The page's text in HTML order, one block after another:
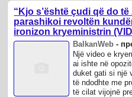
“Kjo s’është çudi që do
parashikoi revoltën
ironizon kryeministrin
BalkanWeb -
Një video e
ai ishte në
duket gati si një
të ndodhte me
të cilat vijojnë